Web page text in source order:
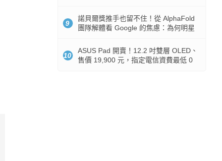
9
諾貝爾獎推手也留不住！從 AlphaFold
團隊解體看 Google 的焦慮：為何明星
10
ASUS Pad 開賣！12.2 吋雙層 OLED、
售價 19,900 元，指定電信資費最低 0